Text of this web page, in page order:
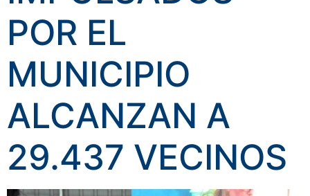
POR EL
MUNICIPIO
ALCANZAN A
29.437 VECINOS